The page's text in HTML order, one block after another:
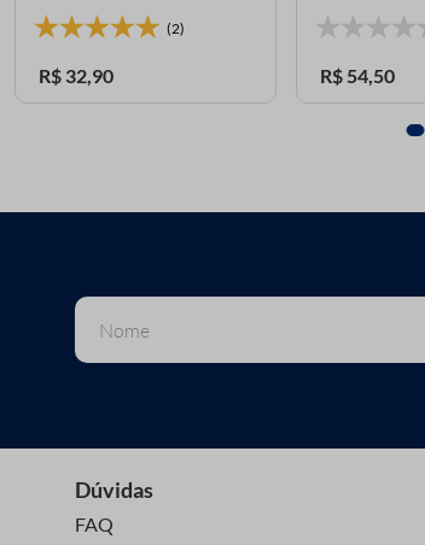
(2)
R$ 32,90 R$ 54,50
Dúvidas
FAQ